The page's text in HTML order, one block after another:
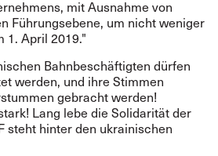
mit Ausnahme von
Führungsebene, um nicht weniger
1. April 2019."
Bahnbeschäftigten dürfen
werden, und ihre Stimmen
gebracht werden!
Lang lebe die Solidarität der
steht hinter den ukrainischen